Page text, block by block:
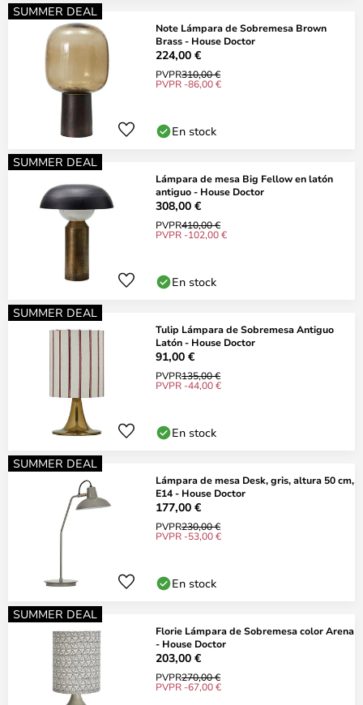
SUMMER DEAL
Note Lámpara de Sobremesa Brown
Brass - House Doctor
224,00 €
PVPR310,00 €
PVPR -86,00 €
En stock
SUMMER DEAL
Lámpara de mesa Big Fellow en latón
antiguo - House Doctor
308,00 €
PVPR410,00 €
PVPR -102,00 €
En stock
SUMMER DEAL
Tulip Lámpara de Sobremesa Antiguo
Latón - House Doctor
91,00 €
PVPR135,00 €
PVPR -44,00 €
En stock
SUMMER DEAL
Lámpara de mesa Desk, gris, altura 50 cm,
E14 - House Doctor
177,00 €
PVPR230,00 €
PVPR -53,00 €
En stock
SUMMER DEAL
Florie Lámpara de Sobremesa color Arena
- House Doctor
203,00 €
PVPR270,00 €
PVPR -67,00 €